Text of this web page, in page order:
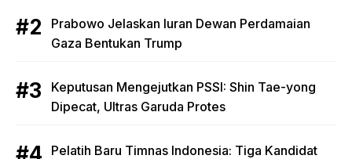
Prabowo Jelaskan Iuran Dewan Perdamaian
Gaza Bentukan Trump
Keputusan Mengejutkan PSSI: Shin Tae-yong
Dipecat, Ultras Garuda Protes
Pelatih Baru Timnas Indonesia: Tiga Kandidat